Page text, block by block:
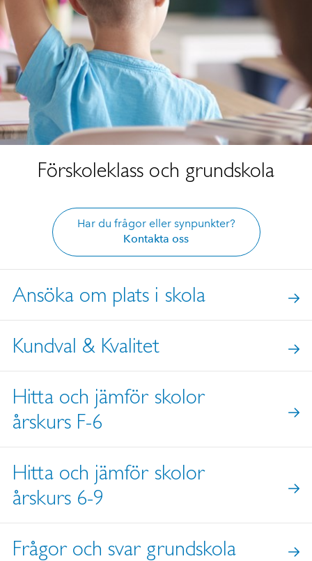
Förskoleklass och grundskola
Har du frågor eller synpunkter?
Kontakta oss
Ansöka om plats i skola
Kundval & Kvalitet
Hitta och jämför skolor
årskurs F-6
Hitta och jämför skolor
årskurs 6-9
Frågor och svar grundskola